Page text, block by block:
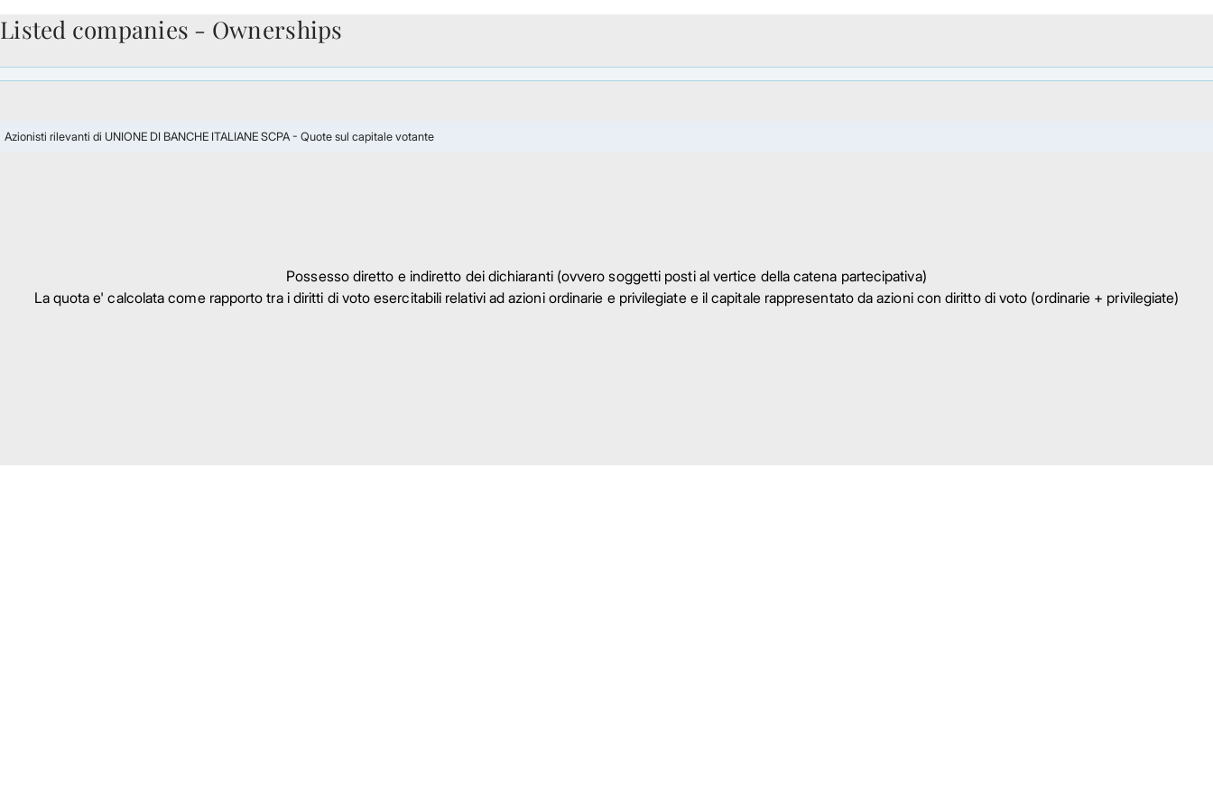
Skip to Main Content
Listed companies - Ownerships
Azionisti rilevanti di UNIONE DI BANCHE ITALIANE SCPA - Quote sul capitale votante
Possesso diretto e indiretto dei dichiaranti (ovvero soggetti posti al vertice della catena partecipativa)
La quota e' calcolata come rapporto tra i diritti di voto esercitabili relativi ad azioni ordinarie e privilegiate e il capitale rappresentato da azioni con diritto di voto (ordinarie + privilegiate)